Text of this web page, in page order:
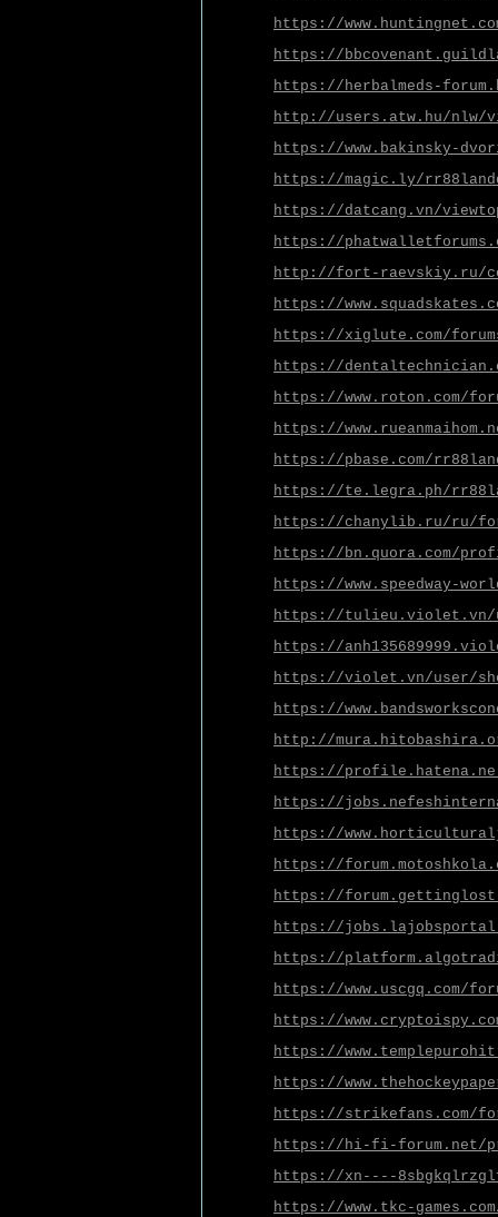
https://
https://
https://herbalmeds-
http://users.atw.hu/nlw/
https://www.bakinsky-
https://magic.ly/
https://datcang.vn/
https://
http://fort-raevskiy.ru/
https://
https://xiglute.com/
https://
https://www.roton.com/
https://
https://pbase.com/
https://te.legra.ph/
https://chanylib.ru/ru/
https://bn.quora.com/
https://www.speedway-
https://tulieu.violet.vn/
https://
https://violet.vn/user/
https://
http://
https://
https://
https://
https://
https://
https://
https://
https://www.uscgq.com/
https://
https://
https://
https://strikefans.com/
https://hi-fi-forum.net/
https://xn----
https://www.tkc-